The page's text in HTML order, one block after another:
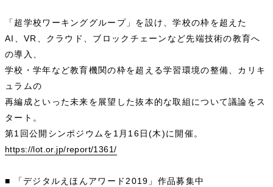
「超学校ワーキンググループ」を設け、学校の枠を超えた
AI、VR、クラウド、ブロックチェーンなど先端技術の教育へ
の導入、
学校・学年など教育機関の枠を超える学習環境の整備、カリキ
ュラムの
再編成といった未来を展望した抜本的な取組について議論をス
タート。
第1回公開シンポジウムを1月16日(木)に開催。
https://lot.or.jp/report/1361/
■ 「デジタルえほんアワード2019」作品募集中